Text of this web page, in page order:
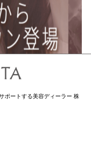
ポートする美容ディーラー 株